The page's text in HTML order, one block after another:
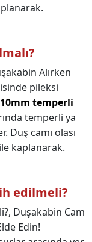
Alırken
pileksi
temperli
temperli ya
Duş camı olası
kaplanarak.
edilmeli?
Duşakabin Cam
Edin!